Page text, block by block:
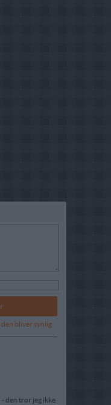
bliver synlig
den tror jeg ikke